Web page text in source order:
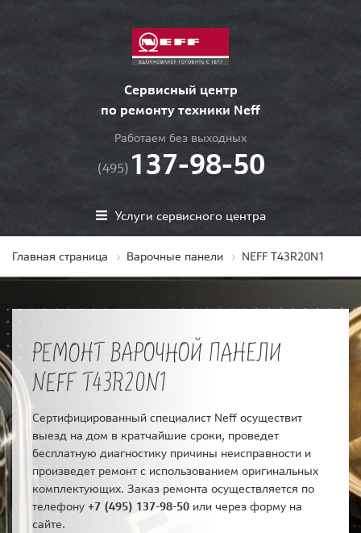
Сервисный центр
по ремонту техники Neff
Работаем без выходных
(495) 137-98-50
Услуги сервисного центра
Главная страница Варочные панели NEFF T43R20N1
РЕМОНТ ВАРОЧНОЙ ПАНЕЛИ
NEFF T43R20N1
Сертифицированный специалист Neff осуществит
выезд на дом в кратчайшие сроки, проведет
бесплатную диагностику причины неисправности и
произведет ремонт с использованием оригинальных
комплектующих. Заказ ремонта осуществляется по
телефону +7 (495) 137-98-50 или через форму на
сайте.